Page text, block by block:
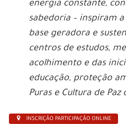
energia constante,
sabedoria – inspiram
base geradora e
centros de estudos,
acolhimento e das
educação, proteção
Puras e Cultura de Paz
INSCRIÇÃO PARTICIPAÇÃO ONLINE